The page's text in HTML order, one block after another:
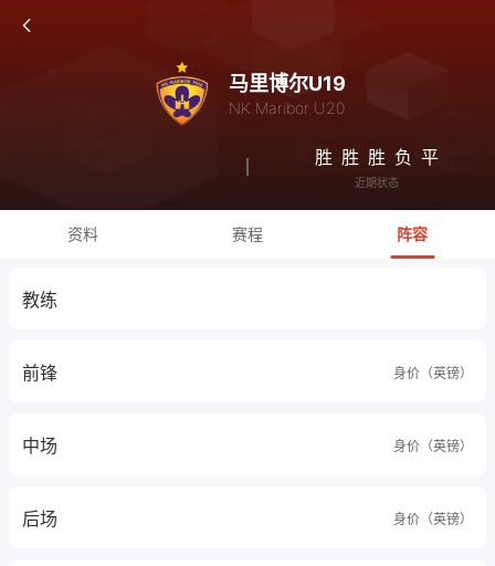
马里博尔U19
NK Maribor U20
胜 胜 胜 负 平
近期状态
资料 赛程 阵容
教练
前锋 身价（英镑）
中场 身价（英镑）
后场 身价（英镑）